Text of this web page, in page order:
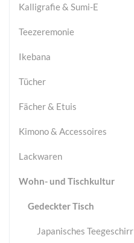
Kalligrafie & Sumi-E
Teezeremonie
Ikebana
Tücher
Fächer & Etuis
Kimono & Accessoires
Lackwaren
Wohn- und Tischkultur
Gedeckter Tisch
Japanisches Teegeschirr